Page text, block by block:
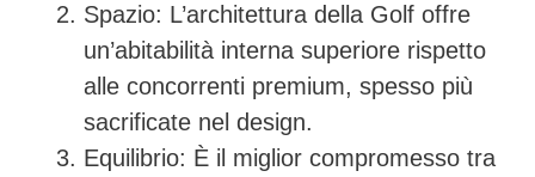
Spazio: L’architettura della Golf offre
un’abitabilità interna superiore rispetto
alle concorrenti premium, spesso più
sacrificate nel design.
Equilibrio: È il miglior compromesso tra